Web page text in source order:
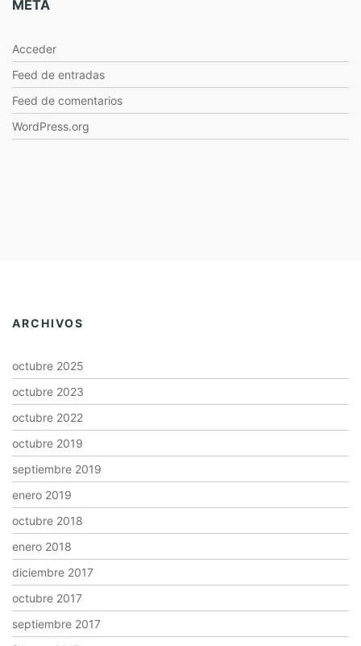
META
Acceder
Feed de entradas
Feed de comentarios
WordPress.org
ARCHIVOS
octubre 2025
octubre 2023
octubre 2022
octubre 2019
septiembre 2019
enero 2019
octubre 2018
enero 2018
diciembre 2017
octubre 2017
septiembre 2017